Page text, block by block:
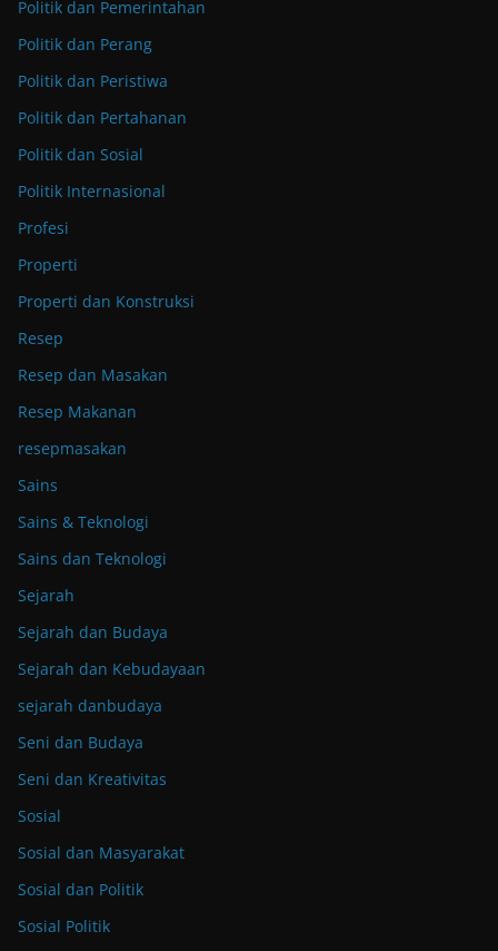
Politik dan Pemerintahan
Politik dan Perang
Politik dan Peristiwa
Politik dan Pertahanan
Politik dan Sosial
Politik Internasional
Profesi
Properti
Properti dan Konstruksi
Resep
Resep dan Masakan
Resep Makanan
resepmasakan
Sains
Sains & Teknologi
Sains dan Teknologi
Sejarah
Sejarah dan Budaya
Sejarah dan Kebudayaan
sejarah danbudaya
Seni dan Budaya
Seni dan Kreativitas
Sosial
Sosial dan Masyarakat
Sosial dan Politik
Sosial Politik